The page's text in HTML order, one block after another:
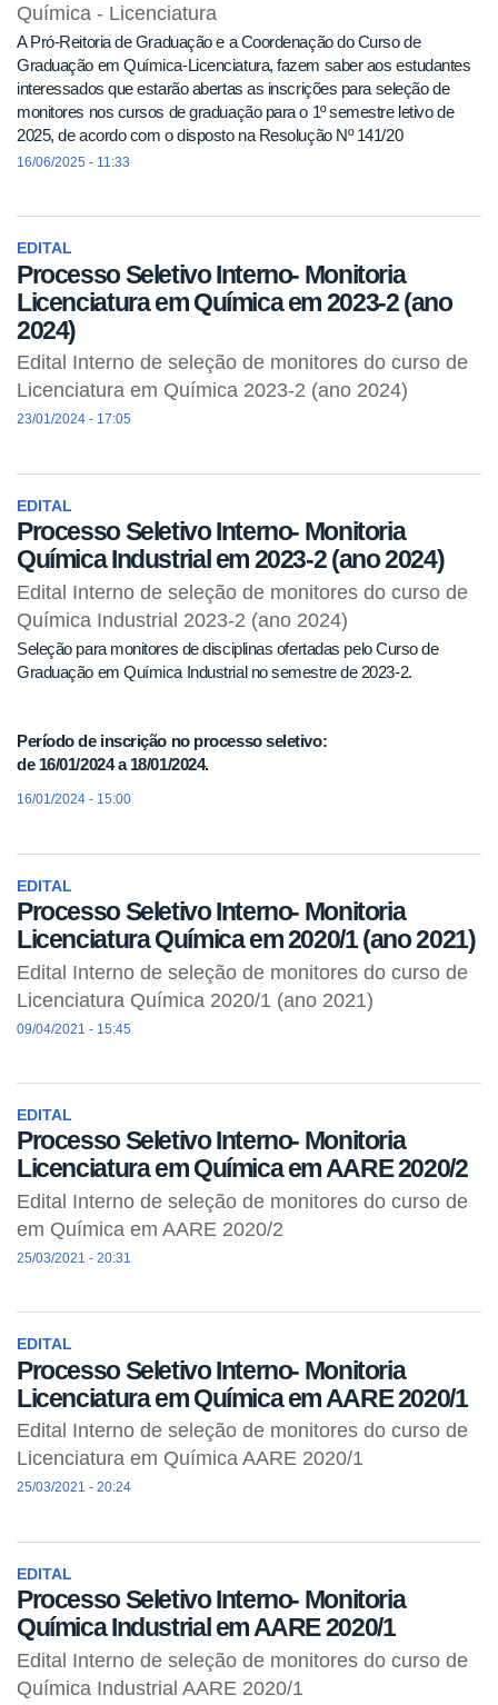
Química - Licenciatura
A Pró-Reitoria de Graduação e a Coordenação do Curso de
Graduação em Química-Licenciatura, fazem saber aos estudantes
interessados que estarão abertas as inscrições para seleção de
monitores nos cursos de graduação para o 1º semestre letivo de
2025, de acordo com o disposto na Resolução Nº 141/20
16/06/2025 - 11:33
EDITAL
Processo Seletivo Interno- Monitoria
Licenciatura em Química em 2023-2 (ano
2024)
Edital Interno de seleção de monitores do curso de
Licenciatura em Química 2023-2 (ano 2024)
23/01/2024 - 17:05
EDITAL
Processo Seletivo Interno- Monitoria
Química Industrial em 2023-2 (ano 2024)
Edital Interno de seleção de monitores do curso de
Química Industrial 2023-2 (ano 2024)
Seleção para monitores de disciplinas ofertadas pelo Curso de
Graduação em Química Industrial no semestre de 2023-2.
Período de inscrição no processo seletivo:
de 16/01/2024 a 18/01/2024.
16/01/2024 - 15:00
EDITAL
Processo Seletivo Interno- Monitoria
Licenciatura Química em 2020/1 (ano 2021)
Edital Interno de seleção de monitores do curso de
Licenciatura Química 2020/1 (ano 2021)
09/04/2021 - 15:45
EDITAL
Processo Seletivo Interno- Monitoria
Licenciatura em Química em AARE 2020/2
Edital Interno de seleção de monitores do curso de
em Química em AARE 2020/2
25/03/2021 - 20:31
EDITAL
Processo Seletivo Interno- Monitoria
Licenciatura em Química em AARE 2020/1
Edital Interno de seleção de monitores do curso de
Licenciatura em Química AARE 2020/1
25/03/2021 - 20:24
EDITAL
Processo Seletivo Interno- Monitoria
Química Industrial em AARE 2020/1
Edital Interno de seleção de monitores do curso de
Química Industrial AARE 2020/1